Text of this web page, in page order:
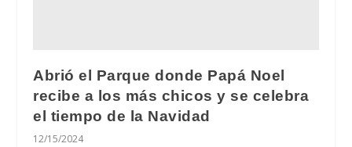
Abrió el Parque donde Papá Noel
recibe a los más chicos y se celebra
el tiempo de la Navidad
12/15/2024